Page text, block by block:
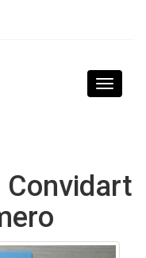
Toggle
Convidart